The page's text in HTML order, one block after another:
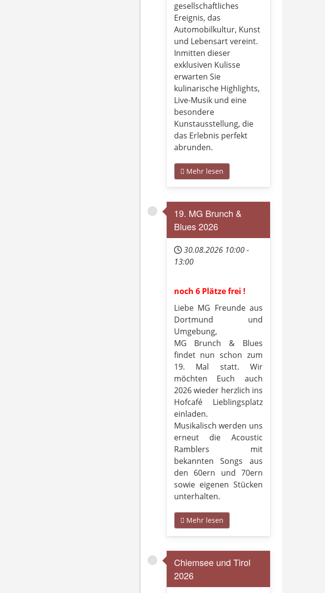
gesellschaftliches
Ereignis, das
Automobilkultur, Kunst
und Lebensart vereint.
Inmitten dieser
exklusiven Kulisse
erwarten Sie
kulinarische Highlights,
Live-Musik und eine
besondere
Kunstausstellung, die
das Erlebnis perfekt
abrunden.
Mehr lesen
19. MG Brunch &
Blues 2026
30.08.2026 10:00 -
13:00
noch 6 Plätze frei !
Liebe MG Freunde aus
Dortmund und
Umgebung,
MG Brunch & Blues
findet nun schon zum
19. Mal statt. Wir
möchten Euch auch
2026 wieder herzlich ins
Hofcafé Lieblingsplatz
einladen.
Musikalisch werden uns
erneut die Acoustic
Ramblers mit
bekannten Songs aus
den 60ern und 70ern
sowie eigenen Stücken
unterhalten.
Mehr lesen
Chiemsee und Tirol
2026